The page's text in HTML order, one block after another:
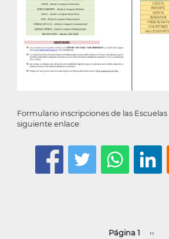
Formulario inscripciones de las
siguiente enlace:
Página 1 ››